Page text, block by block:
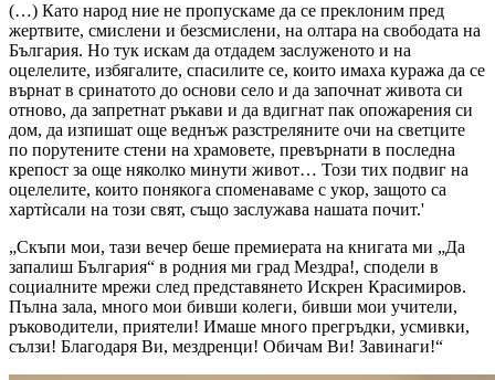
(…) Като народ ние не пропускаме да се преклоним пред
жертвите, смислени и безсмислени, на олтара на свободата на
България. Но тук искам да отдадем заслуженото и на
оцелелите, избягалите, спасилите се, които имаха куража да се
върнат в сринатото до основи село и да започнат живота си
отново, да запретнат ръкави и да вдигнат пак опожарения си
дом, да изпишат още веднъж разстреляните очи на светците
по порутените стени на храмовете, превърнати в последна
крепост за още няколко минути живот… Този тих подвиг на
оцелелите, които понякога споменаваме с укор, защото са
хартѝсали на този свят, също заслужава нашата почит.'
„Скъпи мои, тази вечер беше премиерата на книгата ми „Да
запалиш България“ в родния ми град Мездра!, сподели в
социалните мрежи след представянето Искрен Красимиров.
Пълна зала, много мои бивши колеги, бивши мои учители,
ръководители, приятели! Имаше много прегръдки, усмивки,
сълзи! Благодаря Ви, мездренци! Обичам Ви! Завинаги!“